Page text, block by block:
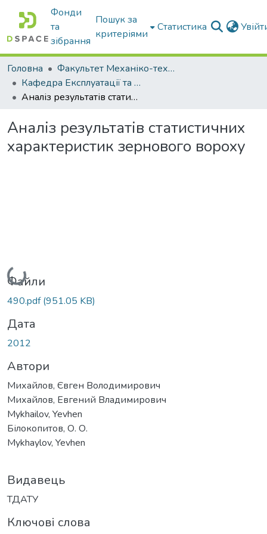
Фонди
та
зібрання
Пошук за
критеріями
Статистика
Головна
Факультет Механіко-технологічний
Кафедра Експлуатації та технічного сервісу машин
Аналіз результатів статистичних характеристик зернового вороху
Аналіз результатів статистичних
характеристик зернового вороху
Вантажиться...
Файли
490.pdf(951.05 KB)
Дата
2012
Автори
Михайлов, Євген Володимирович
Михайлов, Евгений Владимирович
Mykhailov, Yevhen
Білокопитов, О. О.
Mykhaylov, Yevhen
Видавець
ТДАТУ
Ключові слова